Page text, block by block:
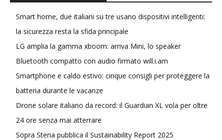
Smart home, due italiani su tre usano dispositivi intelligenti:
la sicurezza resta la sfida principale
LG amplia la gamma xboom: arriva Mini, lo speaker
Bluetooth compatto con audio firmato will.i.am
Smartphone e caldo estivo: cinque consigli per proteggere la
batteria durante le vacanze
Drone solare italiano da record: il Guardian XL vola per oltre
24 ore senza mai atterrare
Sopra Steria pubblica il Sustainability Report 2025